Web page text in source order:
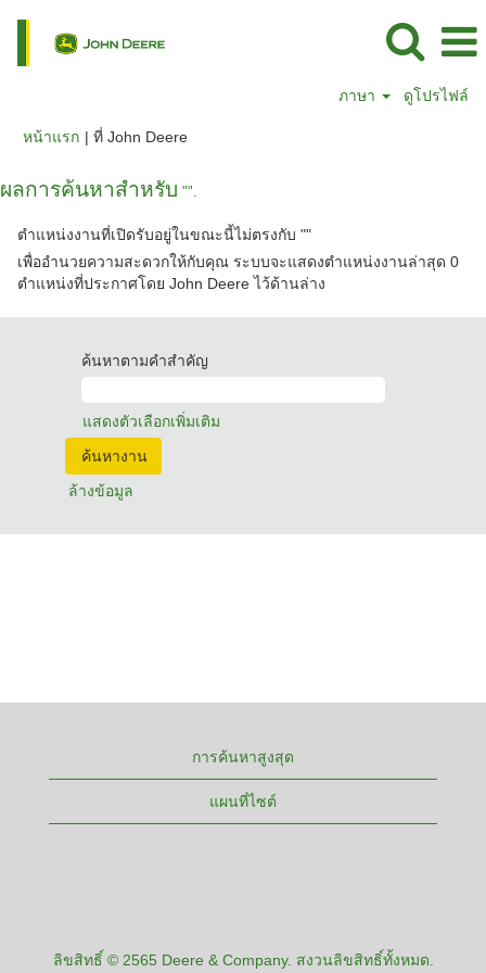
ภาษา ดูโปรไฟล์
หน้าแรก | ที่ John Deere(หน้า
ผลการค้นหาสำหรับ "".
ตำแหน่งงานที่เปิดรับอยู่ในขณะนี้ไม่ตรงกับ ""
เพื่ออำนวยความสะดวกให้กับคุณ ระบบจะแสดงตำแหน่งงานล่าสุด 0
ตำแหน่งที่ประกาศโดย John Deere ไว้ด้านล่าง
ค้นหาตามคำสำคัญ
แสดงตัวเลือกเพิ่มเติม
ล้างข้อมูล
การค้นหาสูงสุด
แผนที่ไซต์
ลิขสิทธิ์ © 2565 Deere & Company. สงวนลิขสิทธิ์ทั้งหมด.